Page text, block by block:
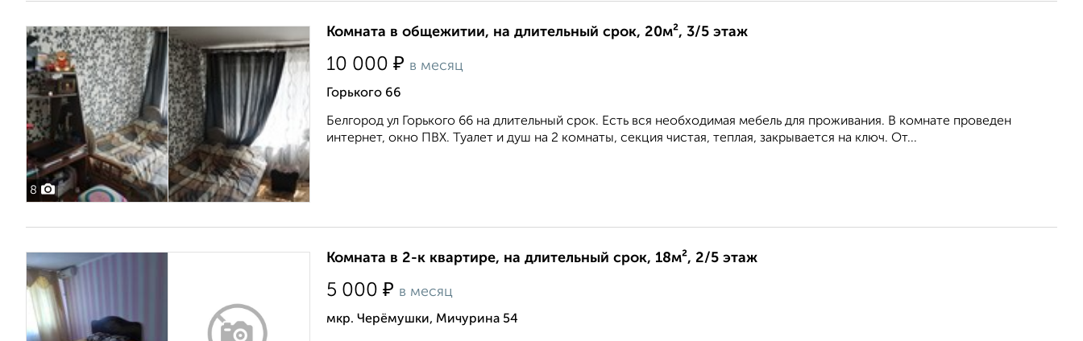
8
Комната в общежитии, на длительный срок, 20м², 3/5 этаж
10 000 ₽ в месяц
Горького 66
Белгород ул Горького 66 на длительный срок. Есть вся необходимая мебель для проживания. В комнате проведен
интернет, окно ПВХ. Туалет и душ на 2 комнаты, секция чистая, теплая, закрывается на ключ. От...
Комната в 2-к квартире, на длительный срок, 18м², 2/5 этаж
5 000 ₽ в месяц
мкр. Черёмушки, Мичурина 54